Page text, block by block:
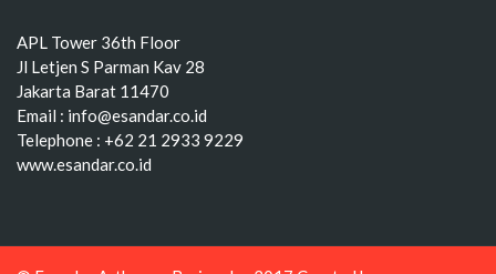
APL Tower 36th Floor
Jl Letjen S Parman Kav 28
Jakarta Barat 11470
Email : info@esandar.co.id
Telephone : +62 21 2933 9229
www.esandar.co.id